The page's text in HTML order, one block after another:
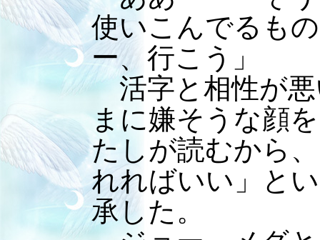
使いこんでるも
ー、行こう」
活字と相性が悪
まに嫌そうな顔
たしが読むから
れればいい」と
承した。